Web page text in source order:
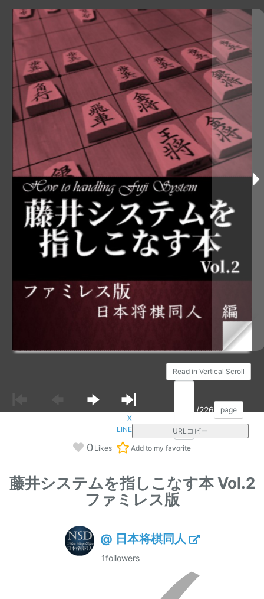
Read in Vertical Scroll
/226
page
X
LINE
URLコピー
0 Likes Add to my favorite
藤井システムを指しこなす本 Vol.2
ファミレス版
@ 日本将棋同人
1followers